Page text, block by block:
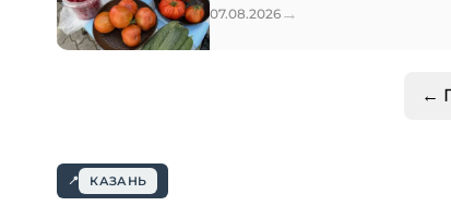
07.08.2026 →
←
КАЗАНЬ